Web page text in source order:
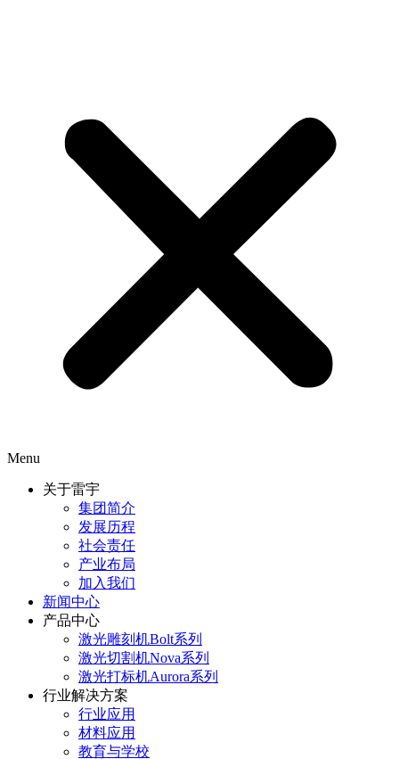
Menu
关于雷宇
集团简介
发展历程
社会责任
产业布局
加入我们
新闻中心
产品中心
激光雕刻机Bolt系列
激光切割机Nova系列
激光打标机Aurora系列
行业解决方案
行业应用
材料应用
教育与学校